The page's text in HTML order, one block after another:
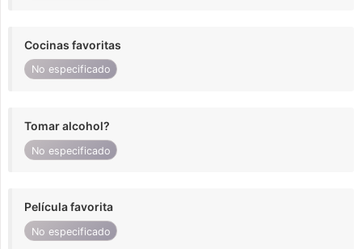
Cocinas favoritas
No especificado
Tomar alcohol?
No especificado
Película favorita
No especificado